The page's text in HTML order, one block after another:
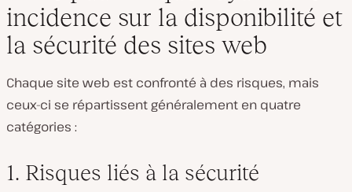
incidence sur la disponibilité et
la sécurité des sites web
Chaque site web est confronté à des risques, mais
ceux-ci se répartissent généralement en quatre
catégories :
1. Risques liés à la sécurité